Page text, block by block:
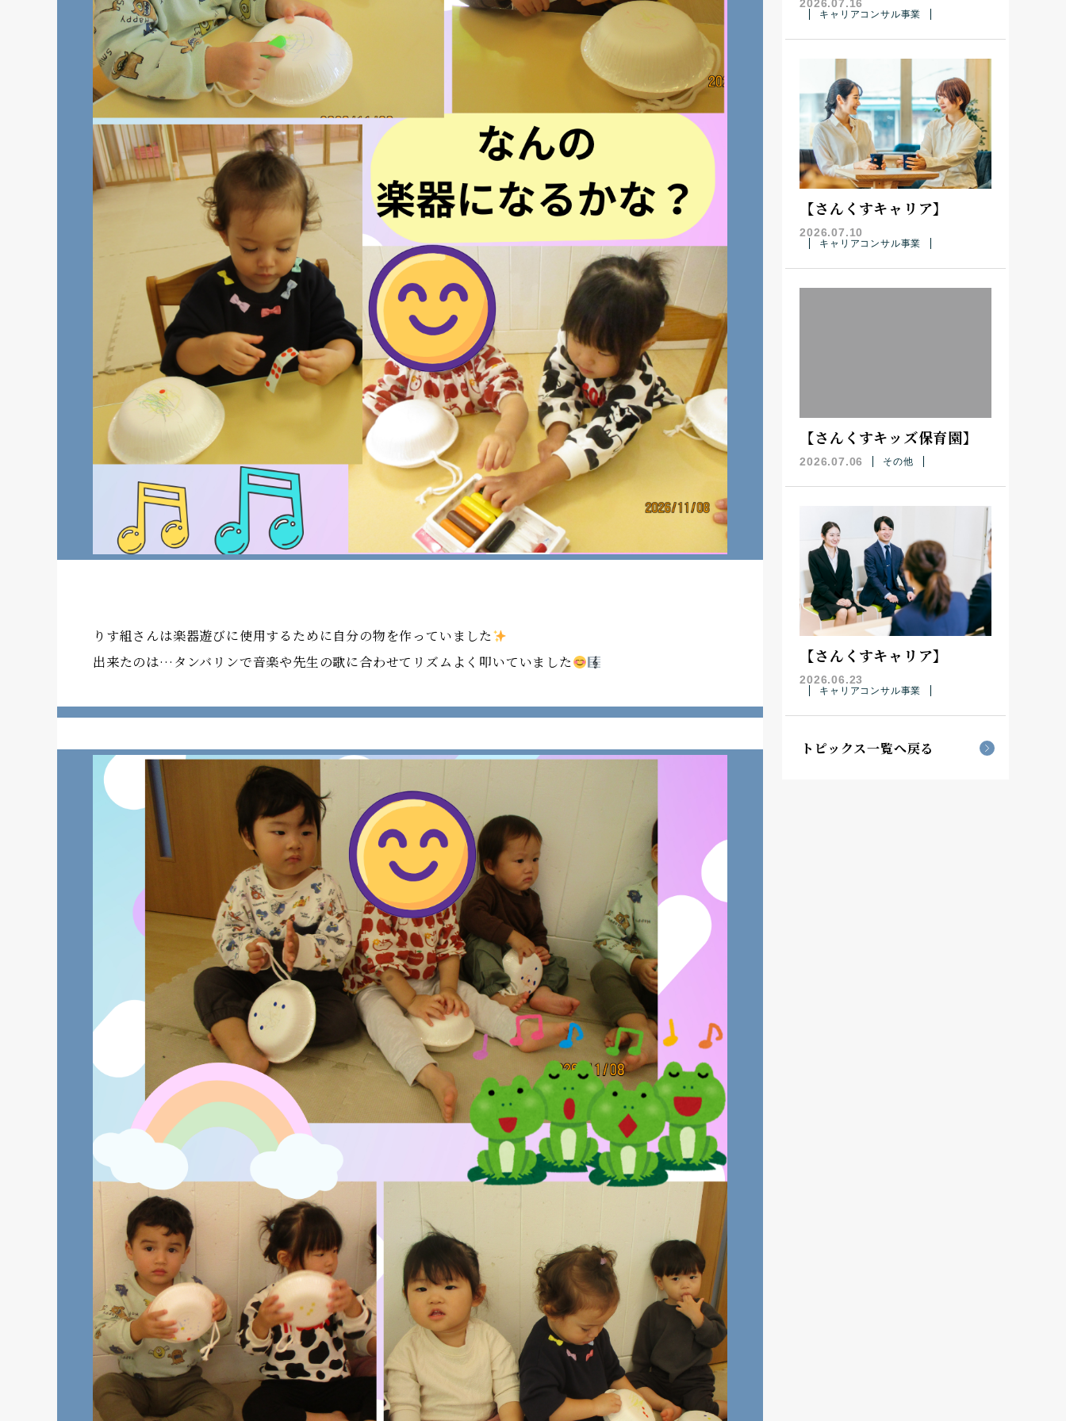
りす組さんは楽器遊びに使用するために自分の物を作っていました
出来たのは…タンバリンで音楽や先生の歌に合わせてリズムよく叩いていました
2026.07.16
キャリアコンサル事業
【さんくすキャリア】
2026.07.10
キャリアコンサル事業
【さんくすキッズ保育園】
2026.07.06 その他
【さんくすキャリア】
2026.06.23
キャリアコンサル事業
トピックス一覧へ戻る